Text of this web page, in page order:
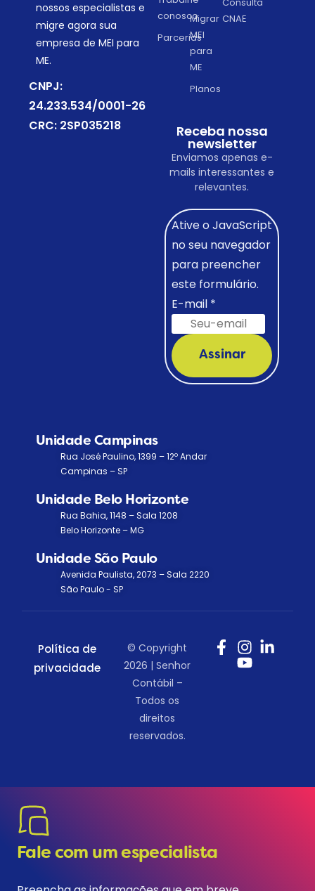
nossos especialistas e
migre agora sua
empresa de MEI para
ME.
CNPJ:
24.233.534/0001-26
CRC: 2SP035218
conosco
Parcerias
Migrar
MEI
para
ME
Planos
CNAE
Receba nossa
newsletter
Enviamos apenas e-
mails interessantes e
relevantes.
Ative o JavaScript
no seu navegador
para preencher
este formulário.
E-mail *
Assinar
Unidade Campinas
Rua José Paulino, 1399 – 12º Andar
Campinas – SP
Unidade Belo Horizonte
Rua Bahia, 1148 – Sala 1208
Belo Horizonte – MG
Unidade São Paulo
Avenida Paulista, 2073 – Sala 2220
São Paulo - SP
Política de
privacidade
© Copyright
2026 | Senhor
Contábil –
Todos os
direitos
reservados.
Fale com um especialista